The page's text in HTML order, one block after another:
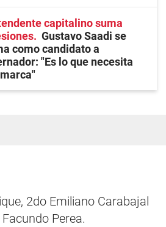
capitalino suma
Gustavo Saadi se
como candidato a
"Es lo que necesita
2do Emiliano Carabajal
Perea.